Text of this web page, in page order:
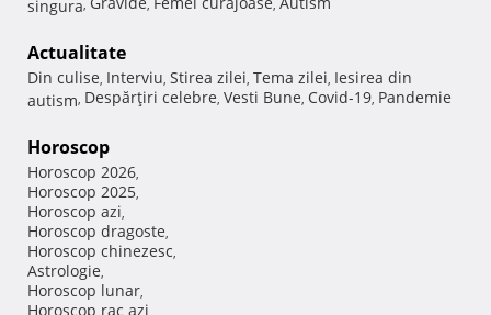
singura, , ,
Actualitate
Din culise, Interviu, Stirea zilei, Tema zilei, Iesirea din
autism, Despărţiri celebre, Vesti Bune, Covid-19, Pandemie
Horoscop
Horoscop 2026,
Horoscop 2025,
Horoscop azi,
Horoscop dragoste,
Horoscop chinezesc,
Astrologie,
Horoscop lunar,
Horoscop rac azi